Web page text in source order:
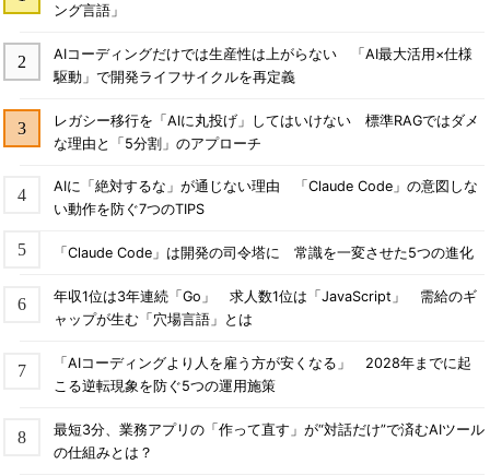
ング言語」
AIコーディングだけでは生産性は上がらない 「AI最大活用×仕様
駆動」で開発ライフサイクルを再定義
レガシー移行を「AIに丸投げ」してはいけない 標準RAGではダメ
な理由と「5分割」のアプローチ
AIに「絶対するな」が通じない理由 「Claude Code」の意図しな
い動作を防ぐ7つのTIPS
「Claude Code」は開発の司令塔に 常識を一変させた5つの進化
年収1位は3年連続「Go」 求人数1位は「JavaScript」 需給のギ
ャップが生む「穴場言語」とは
「AIコーディングより人を雇う方が安くなる」 2028年までに起
こる逆転現象を防ぐ5つの運用施策
最短3分、業務アプリの「作って直す」が“対話だけ”で済むAIツール
の仕組みとは？